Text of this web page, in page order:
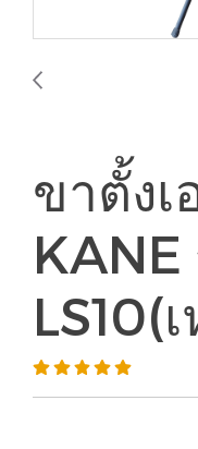
ขาตั้ง
KANE
LS10(